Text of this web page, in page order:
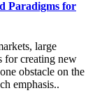
Paradigms for
large
for creating new
obstacle on the
emphasis..